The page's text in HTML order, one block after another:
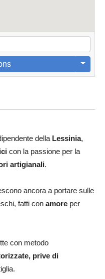
della Lessinia,
con la passione per la
artigianali.
ancora a portare sulle
fatti con amore per
con metodo
prive di